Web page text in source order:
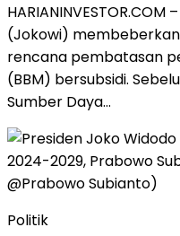
(Jokowi)
rencana pembatasan
(BBM) bersubsidi.
Sumber Daya…
Politik